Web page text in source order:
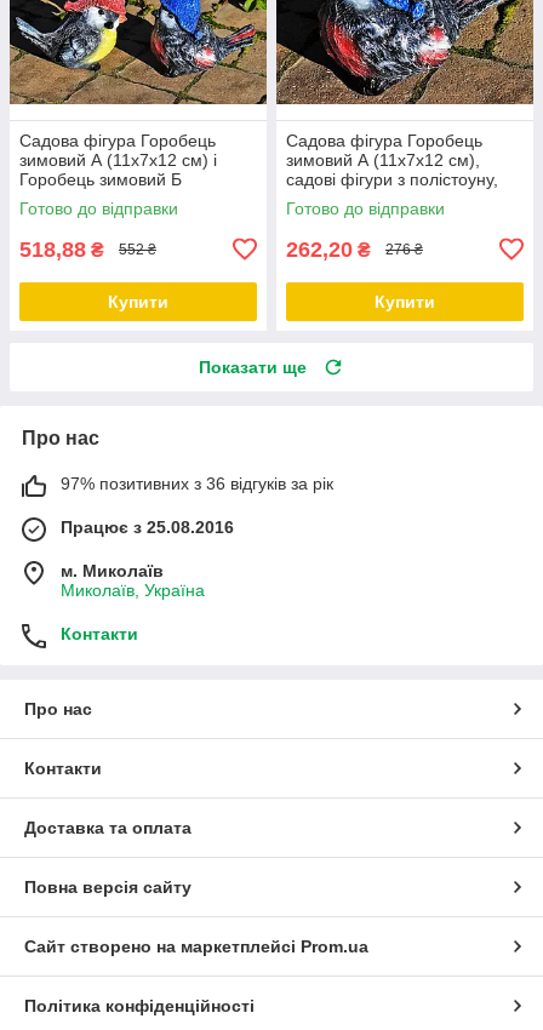
Садова фігура Горобець
зимовий А (11х7х12 см) і
Горобець зимовий Б
(10х7х13 см), садові
статуетки, садові фігури з
Готово до відправки
518,88 ₴ 552 ₴
Купити
Садова фігура Горобець
зимовий А (11х7х12 см),
садові фігури з полістоуну,
садово-паркові фігурки
Готово до відправки
262,20 ₴ 276 ₴
Купити
Показати ще
Про нас
97% позитивних з 36 відгуків за рік
Працює з 25.08.2016
м. Миколаїв
Миколаїв, Україна
Контакти
Про нас
Контакти
Доставка та оплата
Повна версія сайту
Сайт створено на маркетплейсі Prom.ua
Політика конфіденційності